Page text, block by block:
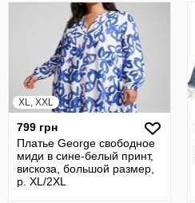
XL, XXL
799 грн
Платье George свободное
миди в сине-белый принт,
вискоза, большой размер,
р. XL/2XL